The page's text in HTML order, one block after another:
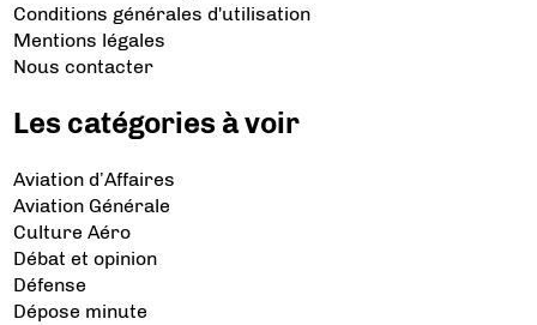
Conditions générales d'utilisation
Mentions légales
Nous contacter
Les catégories à voir
Aviation d’Affaires
Aviation Générale
Culture Aéro
Débat et opinion
Défense
Dépose minute